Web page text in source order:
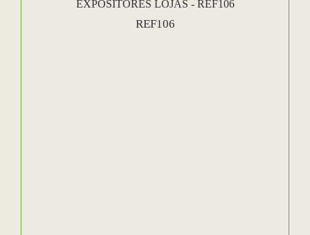
EXPOSITORES LOJAS - REF106
REF106